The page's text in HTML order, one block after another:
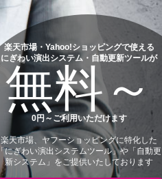
楽天市場・Yahoo!ショッピングで使える
にぎわい演出システム・自動更新ツールが
無料～
0円～ご利用いただけます
楽天市場、ヤフーショッピングに特化した
「にぎわい演出システムツール」や「自動更
新システム」をご提供いたしております